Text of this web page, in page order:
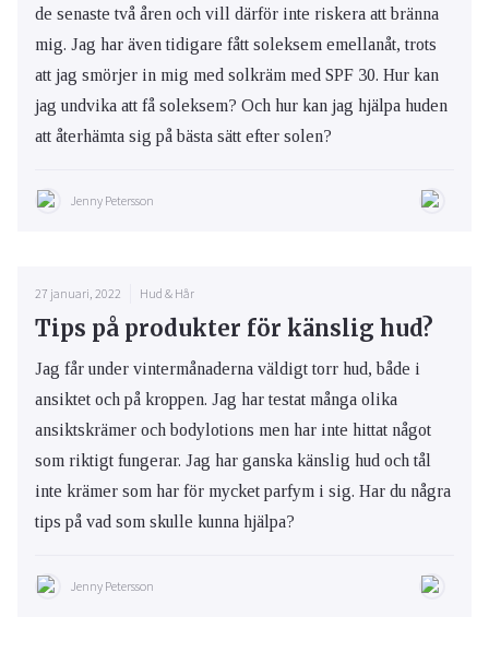
de senaste två åren och vill därför inte riskera att bränna
mig. Jag har även tidigare fått soleksem emellanåt, trots
att jag smörjer in mig med solkräm med SPF 30. Hur kan
jag undvika att få soleksem? Och hur kan jag hjälpa huden
att återhämta sig på bästa sätt efter solen?
Jenny Petersson
27 januari, 2022 Hud & Hår
Tips på produkter för känslig hud?
Jag får under vintermånaderna väldigt torr hud, både i
ansiktet och på kroppen. Jag har testat många olika
ansiktskrämer och bodylotions men har inte hittat något
som riktigt fungerar. Jag har ganska känslig hud och tål
inte krämer som har för mycket parfym i sig. Har du några
tips på vad som skulle kunna hjälpa?
Jenny Petersson